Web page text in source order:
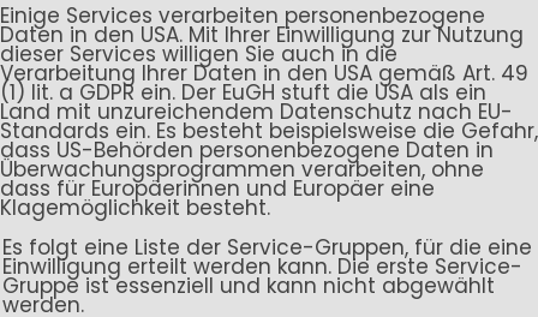
Einige Services verarbeiten personenbezogene
Daten in den USA. Mit Ihrer Einwilligung zur Nutzung
dieser Services willigen Sie auch in die
Verarbeitung Ihrer Daten in den USA gemäß Art. 49
(1) lit. a GDPR ein. Der EuGH stuft die USA als ein
Land mit unzureichendem Datenschutz nach EU-
Standards ein. Es besteht beispielsweise die Gefahr,
dass US-Behörden personenbezogene Daten in
Überwachungsprogrammen verarbeiten, ohne
dass für Europäerinnen und Europäer eine
Klagemöglichkeit besteht.
Es folgt eine Liste der Service-Gruppen, für die eine
Einwilligung erteilt werden kann. Die erste Service-
Gruppe ist essenziell und kann nicht abgewählt
werden.